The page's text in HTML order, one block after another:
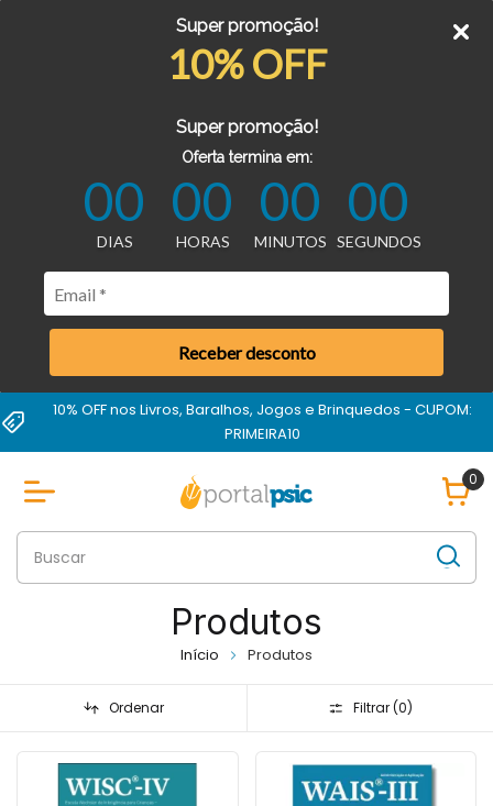
Super promoção!
10% OFF
Super promoção!
Oferta termina em:
00
DIAS
00
HORAS
00
MINUTOS
00
SEGUNDOS
Receber desconto
Compra garantida
0
Produtos
Início Produtos
Ordenar Filtrar (0)